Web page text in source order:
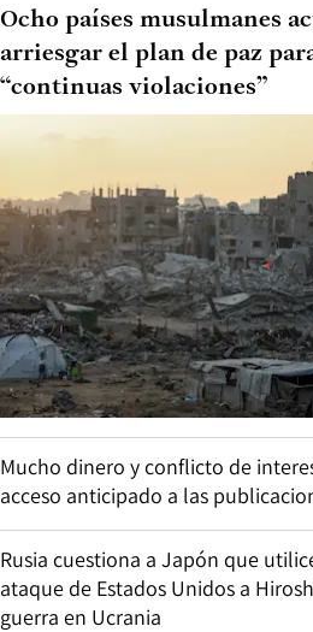
Ocho países musulmanes
arriesgar el plan de paz
“continuas violaciones”
Mucho dinero y conflicto de
acceso anticipado a las
Rusia cuestiona a Japón que
ataque de Estados Unidos a
guerra en Ucrania